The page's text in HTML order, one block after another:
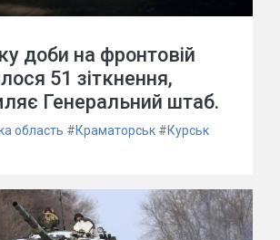
доби на фронтовій
51 зіткнення,
Генеральний штаб.
область #Краматорськ #Курськ